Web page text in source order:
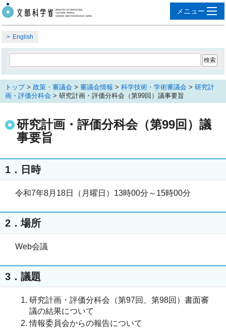
English
トップ> 政策・審議会 > 審議会情報 > 科学技術・学術審議会 > 研究計
画・評価分科会 > 研究計画・評価分科会（第99回）議事要旨
研究計画・評価分科会（第99回）議
事要旨
1．日時
令和7年8月18日（月曜日）13時00分～15時00分
2．場所
Web会議
3．議題
研究計画・評価分科会（第97回、第98回）書面審
議の結果について
情報委員会からの報告について